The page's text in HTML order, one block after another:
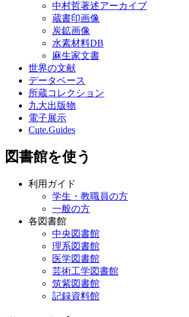
中村哲著述アーカイブ
蔵書印画像
炭鉱画像
水素材料DB
麻生家文書
世界の文献
データベース
所蔵コレクション
九大出版物
電子展示
Cute.Guides
図書館を使う
利用ガイド
学生・教職員の方
一般の方
各図書館
中央図書館
理系図書館
医学図書館
芸術工学図書館
筑紫図書館
記録資料館